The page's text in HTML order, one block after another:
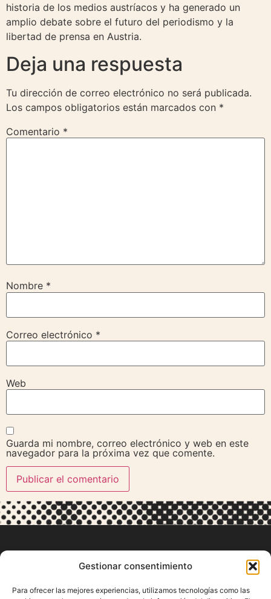
Gestionar consentimiento
Para ofrecer las mejores experiencias, utilizamos tecnologías como las
historia de los medios austríacos y ha generado un
amplio debate sobre el futuro del periodismo y la
libertad de prensa en Austria.
Deja una respuesta
Tu dirección de correo electrónico no será publicada.
Los campos obligatorios están marcados con *
Comentario *
Nombre *
Correo electrónico *
Web
Guarda mi nombre, correo electrónico y web en este
navegador para la próxima vez que comente.